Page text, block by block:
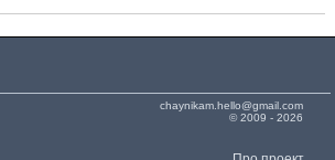
chaynikam.hello@gmail.com
© 2009 - 2026